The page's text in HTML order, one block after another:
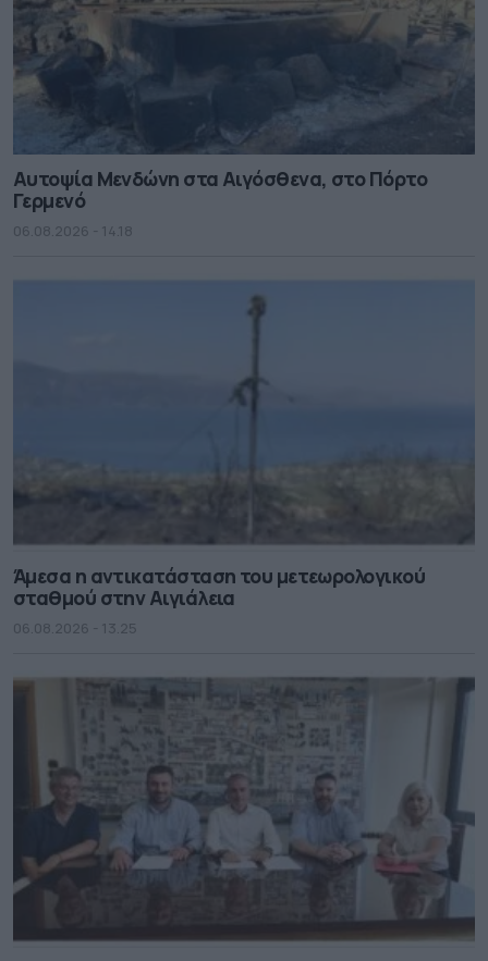
Αυτοψία Μενδώνη στα Αιγόσθενα, στο Πόρτο
Γερμενό
06.08.2026 - 14.18
Άμεσα η αντικατάσταση του μετεωρολογικού
σταθμού στην Αιγιάλεια
06.08.2026 - 13.25